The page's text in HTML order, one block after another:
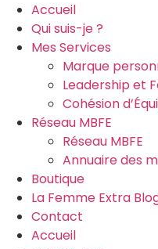
Accueil
Qui suis-je ?
Mes Services
Marque
Leadership et
Cohésion
Réseau MBFE
Réseau MBFE
Annuaire des
Boutique
La Femme Extra
Contact
Accueil